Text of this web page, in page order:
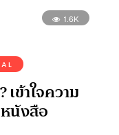
1.6K
ข้าใจความ
นังสือ